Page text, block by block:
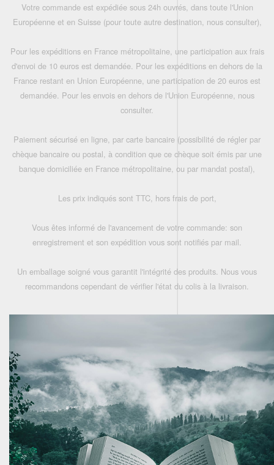
Votre commande est expédiée sous 24h ouvrés, dans toute l'Union
Européenne et en Suisse (pour toute autre destination, nous consulter),
Pour les expéditions en France métropolitaine, une participation aux frais
d'envoi de 10 euros est demandée. Pour les expéditions en dehors de la
France restant en Union Européenne, une participation de 20 euros est
demandée. Pour les envois en dehors de l'Union Européenne, nous
consulter.
Paiement sécurisé en ligne, par carte bancaire (possibilité de régler par
chèque bancaire ou postal, à condition que ce chèque soit émis par une
banque domiciliée en France métropolitaine, ou par mandat postal),
Les prix indiqués sont TTC, hors frais de port,
Vous êtes informé de l'avancement de votre commande: son
enregistrement et son expédition vous sont notifiés par mail.
Un emballage soigné vous garantit l'intégrité des produits. Nous vous
recommandons cependant de vérifier l'état du colis à la livraison.